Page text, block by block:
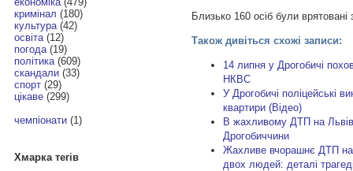
кримінал (180)
культура(42)
освіта(12)
погода(19)
політика(609)
скандали(33)
спорт(29)
цікаве(299)
чемпіонати(1)
Хмарка тегів
Близько 160 осіб були врятовані
Також дивіться схожі записи:
14 липня у Дрогобичі
НКВС
У Дрогобичі поліцейські
квартири (Відео)
В жахливому ДТП на
Дрогобиччини
Жахливе вчорашнє ДТП на
двох людей: деталі